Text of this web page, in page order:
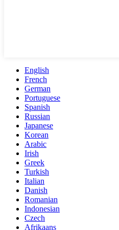
English
French
German
Portuguese
Spanish
Russian
Japanese
Korean
Arabic
Irish
Greek
Turkish
Italian
Danish
Romanian
Indonesian
Czech
Afrikaans